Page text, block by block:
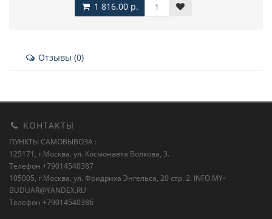
1 816.00 р.
Отзывы (0)
КОНТАКТЫ
ПУНКТЫ САМОВЫВОЗА :
125171, г.Москва. ул. Космонавта Волкова, 3.
Телефон +79014540387
105005, г.Москва. ул. Фридриха Энгельса, 20 стр. 2. INFO.MY-
BUDUAR@YANDEX.RU
Телефон +79014540386